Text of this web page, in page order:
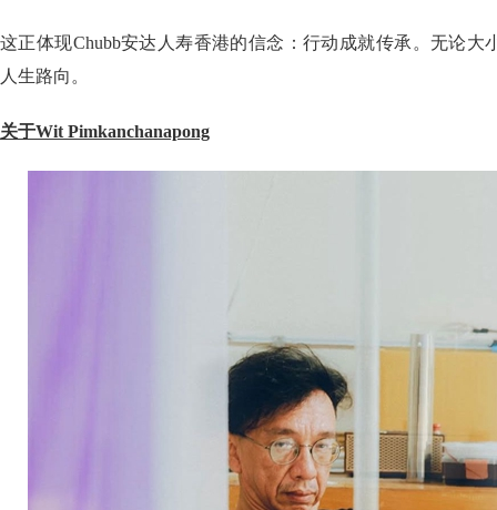
这正体现Chubb安达人寿香港的信念：行动成就传承。无论大
人生路向。
关于Wit Pimkanchanapong